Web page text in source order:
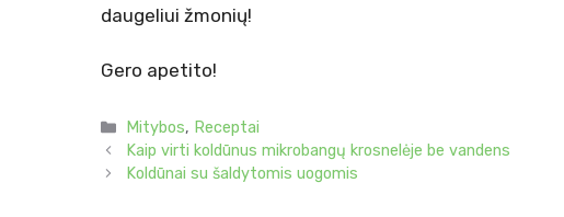
daugeliui žmonių!
Gero apetito!
Kategorijos
Mitybos, Receptai
Kaip virti koldūnus mikrobangų krosnelėje be vandens
Koldūnai su šaldytomis uogomis